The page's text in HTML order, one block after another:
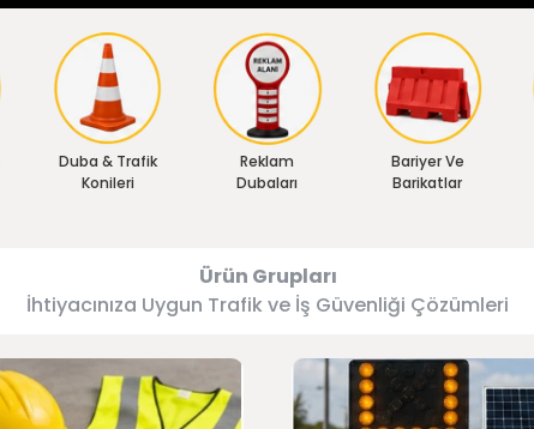
Duba & Trafik
Konileri
Reklam
Dubaları
Bariyer Ve
Barikatlar
Ürün Grupları
İhtiyacınıza Uygun Trafik ve İş Güvenliği Çözümleri